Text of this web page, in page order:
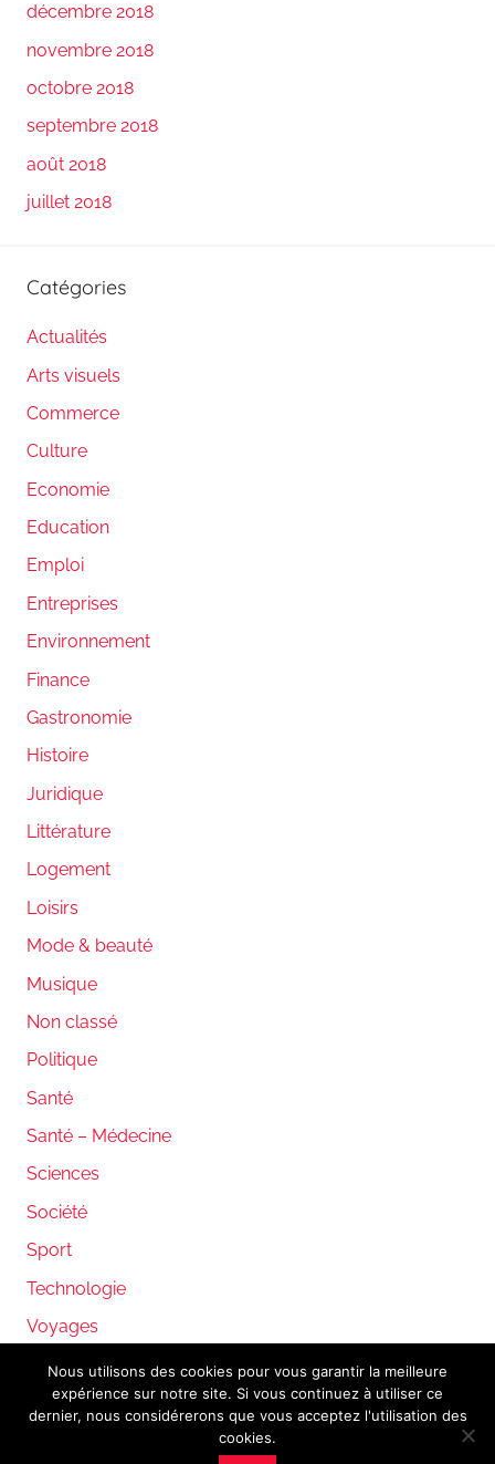
décembre 2018
novembre 2018
octobre 2018
septembre 2018
août 2018
juillet 2018
Catégories
Actualités
Arts visuels
Commerce
Culture
Economie
Education
Emploi
Entreprises
Environnement
Finance
Gastronomie
Histoire
Juridique
Littérature
Logement
Loisirs
Mode & beauté
Musique
Non classé
Politique
Santé
Santé – Médecine
Sciences
Société
Sport
Technologie
Voyages
WordPress Theme: Donovan by ThemeZee.
Nous utilisons des cookies pour vous garantir la meilleure
expérience sur notre site. Si vous continuez à utiliser ce
dernier, nous considérerons que vous acceptez l'utilisation des
cookies.